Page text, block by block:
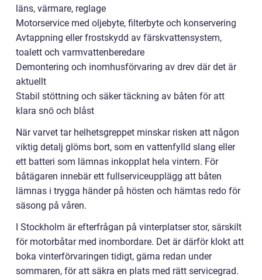
läns, värmare, reglage
Motorservice med oljebyte, filterbyte och konservering
Avtappning eller frostskydd av färskvattensystem,
toalett och varmvattenberedare
Demontering och inomhusförvaring av drev där det är
aktuellt
Stabil stöttning och säker täckning av båten för att
klara snö och blåst
När varvet tar helhetsgreppet minskar risken att någon
viktig detalj glöms bort, som en vattenfylld slang eller
ett batteri som lämnas inkopplat hela vintern. För
båtägaren innebär ett fullserviceupplägg att båten
lämnas i trygga händer på hösten och hämtas redo för
säsong på våren.
I Stockholm är efterfrågan på vinterplatser stor, särskilt
för motorbåtar med inombordare. Det är därför klokt att
boka vinterförvaringen tidigt, gärna redan under
sommaren, för att säkra en plats med rätt servicegrad.